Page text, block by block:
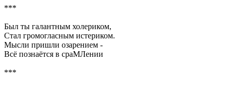
***
Был ты галантным холериком,
Стал громогласным истериком.
Мысли пришли озарением -
Всё познаётся в сраМЛении
***